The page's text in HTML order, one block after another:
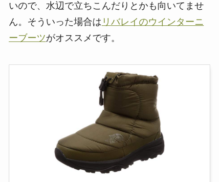
いので、水辺で立ちこんだりとかも向いてませ
ん。そういった場合は リバレイのウインターニ
ーブーツがオススメです。